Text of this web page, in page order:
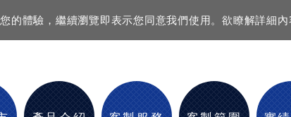
的體驗，繼續瀏覽即表示您同意我們使用。欲瞭解詳細